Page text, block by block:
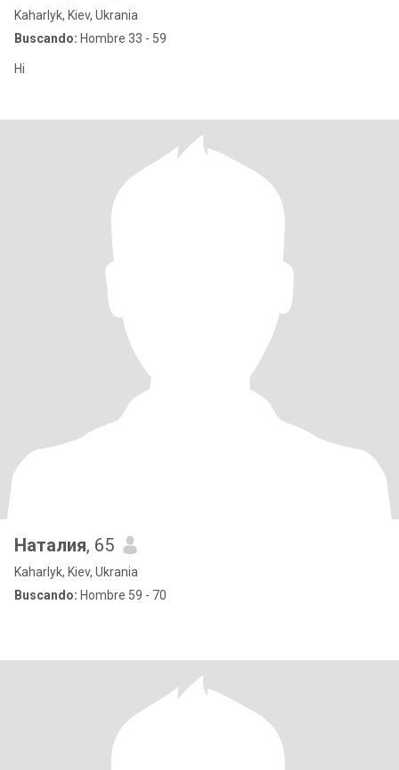
Kaharlyk, Kiev, Ukrania
Buscando: Hombre 33 - 59
Hi
Наталия, 65
Kaharlyk, Kiev, Ukrania
Buscando: Hombre 59 - 70